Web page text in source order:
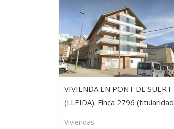
VIVIENDA EN PONT DE SUERT
(LLEIDA). Finca 2796 (titularidad
Viviendas